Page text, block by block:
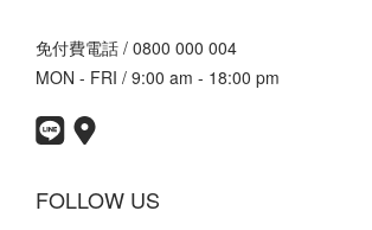
免付費電話 / 0800 000 004
MON - FRI / 9:00 am - 18:00 pm
FOLLOW US